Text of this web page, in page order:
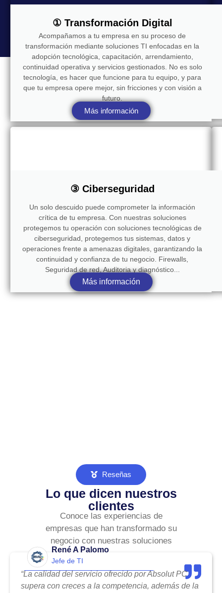
① Transformación Digital
Acompañamos a tu empresa en su proceso de
transformación mediante soluciones TI enfocadas en la
adopción tecnológica, capacitación, arrendamiento,
continuidad operativa y servicios gestionados. No es solo
tecnología, es hacer que funcione para tu equipo, y para
que tu empresa opere mejor, sin fricciones y con visión a
futuro.
Más información
③ Ciberseguridad
Un solo descuido puede comprometer la información
crítica de tu empresa. Con nuestras soluciones
protegemos tu operación con soluciones tecnológicas de
ciberseguridad, protegemos tus sistemas, datos y
operaciones frente a amenazas digitales, garantizando la
continuidad y confianza de tu negocio. Firewalls,
Seguridad de red, Auditoria y diagnóstico...
Más información
Reseñas
Lo que dicen nuestros
clientes
Conoce las experiencias de
empresas que han transformado su
negocio con nuestras soluciones
René A Palomo
Jefe de TI
“La calidad del servicio ofrecido por Absolut PC
supera con creces a la competencia, además de la